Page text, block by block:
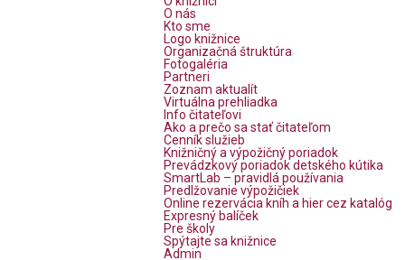
O nás
Kto sme
Logo knižnice
Organizačná štruktúra
Fotogaléria
Partneri
Zoznam aktualít
Virtuálna prehliadka
Info čitateľovi
Ako a prečo sa stať čitateľom
Cenník služieb
Knižničný a výpožičný poriadok
Prevádzkový poriadok detského kútika
SmartLab – pravidlá používania
Predlžovanie výpožičiek
Online rezervácia kníh a hier cez katalóg
Expresný balíček
Pre školy
Spýtajte sa knižnice
Admin